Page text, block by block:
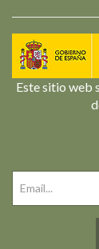
Este sitio web